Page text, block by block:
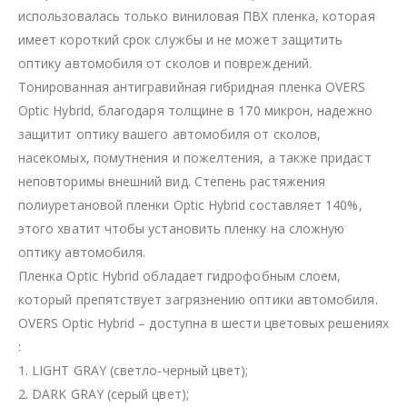
использовалась только виниловая ПВХ пленка, которая
имеет короткий срок службы и не может защитить
оптику автомобиля от сколов и повреждений.
Тонированная антигравийная гибридная пленка OVERS
Optic Hybrid, благодаря толщине в 170 микрон, надежно
защитит оптику вашего автомобиля от сколов,
насекомых, помутнения и пожелтения, а также придаст
неповторимы внешний вид. Степень растяжения
полиуретановой пленки Optic Hybrid составляет 140%,
этого хватит чтобы установить пленку на сложную
оптику автомобиля.
Пленка Optic Hybrid обладает гидрофобным слоем,
который препятствует загрязнению оптики автомобиля.
OVERS Optic Hybrid – доступна в шести цветовых решениях
:
1. LIGHT GRAY (светло-черный цвет);
2. DARK GRAY (серый цвет);